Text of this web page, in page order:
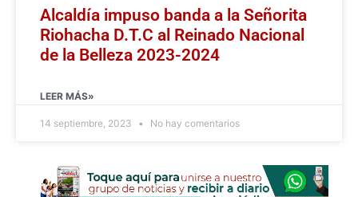
Alcaldía impuso banda a la Señorita
Riohacha D.T.C al Reinado Nacional
de la Belleza 2023-2024
LEER MÁS»
14 septiembre, 2023 No hay comentarios